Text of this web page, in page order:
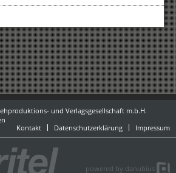
und Verlagsgesellschaft m.b.H.
Kontakt
Datenschutzerklärung Impressum
powered by danubius